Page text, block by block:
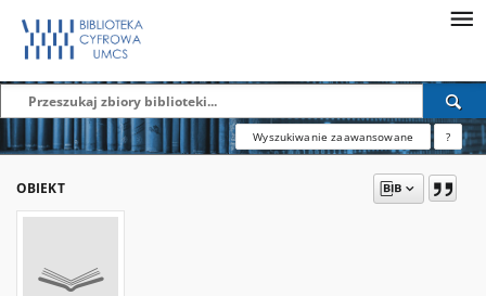
Wyszukiwanie zaawansowane ?
OBIEKT